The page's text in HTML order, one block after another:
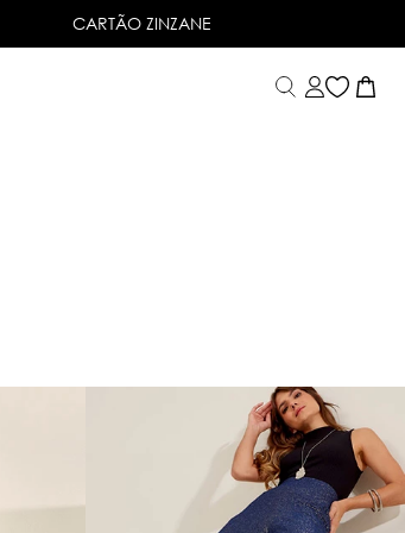
6X SEM JUROSNO CARTÃO DE CRÉDITO
CARTÃO ZINZANE